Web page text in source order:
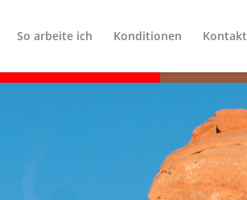
So arbeite ich Konditionen Kontakt